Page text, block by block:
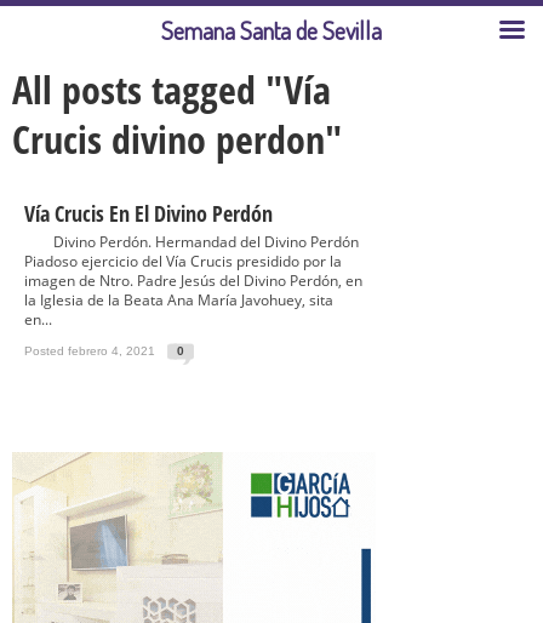
All posts tagged "Vía
Crucis divino perdon"
Vía Crucis En El Divino Perdón
Divino Perdón. Hermandad del Divino Perdón
Piadoso ejercicio del Vía Crucis presidido por la
imagen de Ntro. Padre Jesús del Divino Perdón, en
la Iglesia de la Beata Ana María Javohuey, sita
en...
Posted febrero 4, 2021 0
Semana Santa de Sevilla